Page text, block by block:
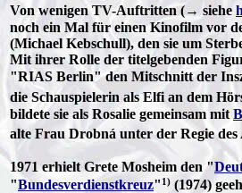
Von wenigen TV-Auftritten (→ siehe
noch ein Mal für einen Kinofilm vor
(Michael Kebschull), den sie um
Mit ihrer Rolle der titelgebenden
"RIAS Berlin" den Mitschnitt der
die Schauspielerin als Elfi an dem
bildete sie als Rosalie gemeinsam mit
alte Frau Drobná unter der Regie
1971 erhielt Grete Mosheim den "
"Bundesverdienstkreuz" 1) (1974)